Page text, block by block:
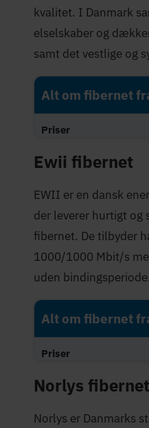
kvalitet. I Danmark
elselskaber og
samt det vestlige og
Alt om fibernet
Priser
Maksimal hastighed
Trustpilot-score
Ewii fibernet
EWII er en dansk
der leverer hurtigt og
fibernet. De tilbyder
1000/1000 Mbit/s
uden bindingsperiode.
Alt om fibernet
Priser
Maksimal hastighed
Norlys fibernet
Norlys er Danmarks